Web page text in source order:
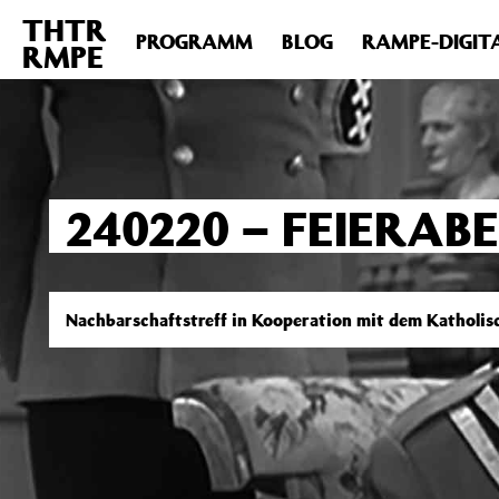
Deprecated : Die Funktion post_permalink ist seit Version
includes/functions.phpon line6031
THTR
RMPE PROGRAMM BLOG RAMPE-
240220 –
Nachbarschaftstreff in Kooperation mit dem